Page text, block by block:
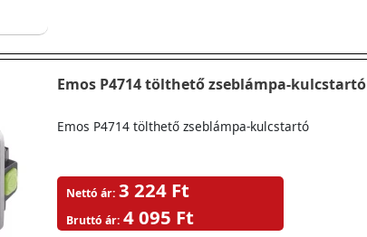
Emos P4714 tölthető zseblámpa-kulcstartó
Emos P4714 tölthető zseblámpa-kulcstartó
Nettó ár: 3 224 Ft
Bruttó ár: 4 095 Ft